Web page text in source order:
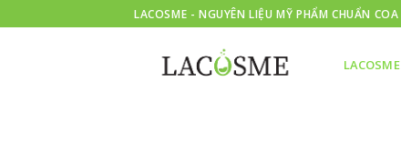
to
LACOSME - NGUYÊN LIỆU MỸ PHẨM CHUẨN COA
LACOSME